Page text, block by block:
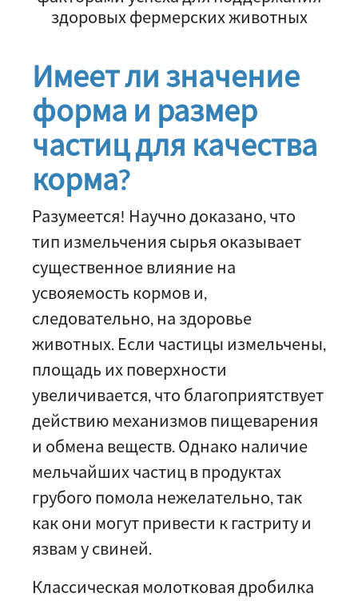
здоровых фермерских животных
Имеет ли значение
форма и размер
частиц для качества
корма?
Разумеется! Научно доказано, что
тип измельчения сырья оказывает
существенное влияние на
усвояемость кормов и,
следовательно, на здоровье
животных. Если частицы измельчены,
площадь их поверхности
увеличивается, что благоприятствует
действию механизмов пищеварения
и обмена веществ. Однако наличие
мельчайших частиц в продуктах
грубого помола нежелательно, так
как они могут привести к гастриту и
язвам у свиней.
Классическая молотковая дробилка